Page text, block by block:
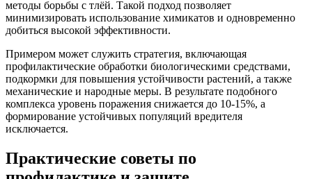
методы борьбы с тлёй. Такой подход позволяет
минимизировать использование химикатов и одновременно
добиться высокой эффективности.
Примером может служить стратегия, включающая
профилактические обработки биологическими средствами,
подкормки для повышения устойчивости растений, а также
механические и народные меры. В результате подобного
комплекса уровень поражения снижается до 10-15%, а
формирование устойчивых популяций вредителя
исключается.
Практические советы по